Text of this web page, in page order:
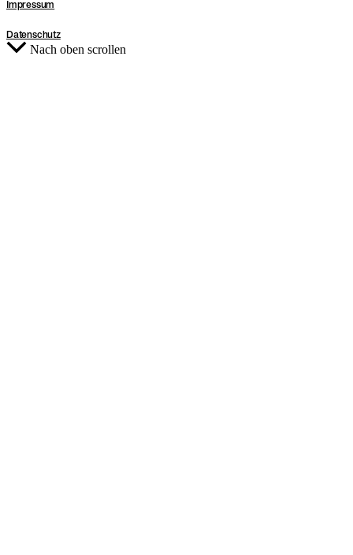
Impressum
Datenschutz
Nach oben scrollen